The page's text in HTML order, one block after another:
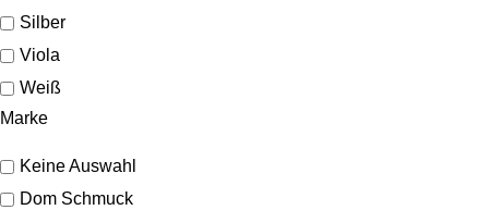
Silber
Viola
Weiß
Marke
Keine Auswahl
Dom Schmuck